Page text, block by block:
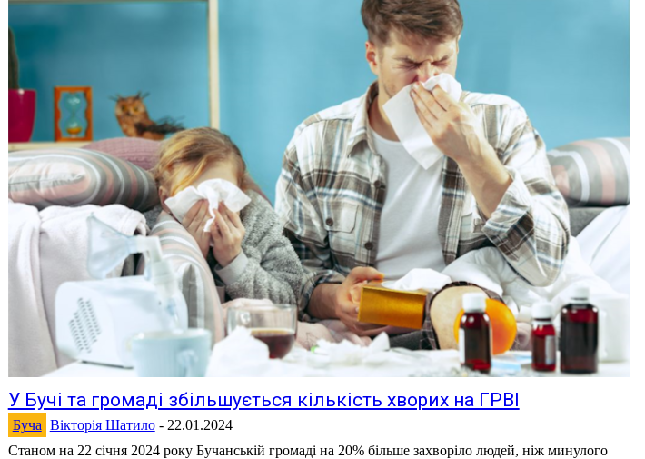
У Бучі та громаді збільшується кількість хворих на ГРВІ
Буча Вікторія Шатило - 22.01.2024
Станом на 22 січня 2024 року Бучанській громаді на 20% більше захворіло людей, ніж минулого